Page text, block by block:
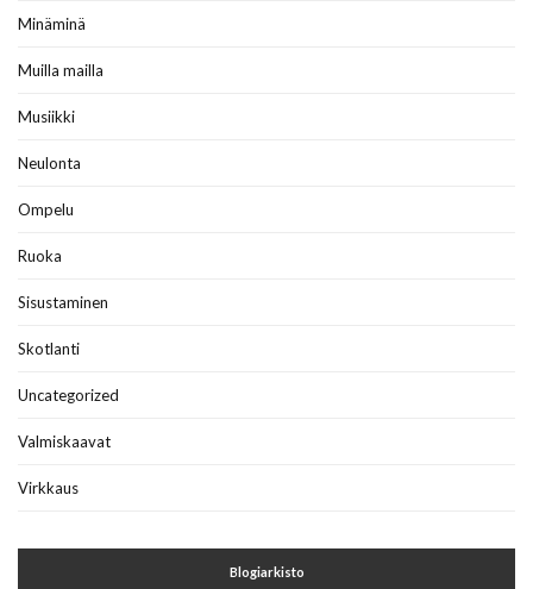
Minäminä
Muilla mailla
Musiikki
Neulonta
Ompelu
Ruoka
Sisustaminen
Skotlanti
Uncategorized
Valmiskaavat
Virkkaus
Blogiarkisto